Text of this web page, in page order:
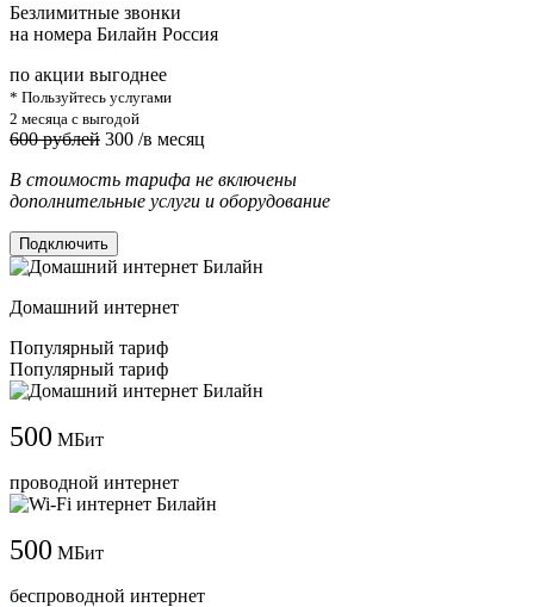
Безлимитные звонки
на номера Билайн Россия
по акции выгоднее
* Пользуйтесь услугами
2 месяца с выгодой
600 рублей 300 /в месяц
В стоимость тарифа не включены
дополнительные услуги и оборудование
Подключить
Домашний интернет
Популярный тариф
Популярный тариф
500 МБит
проводной интернет
500 МБит
беспроводной интернет